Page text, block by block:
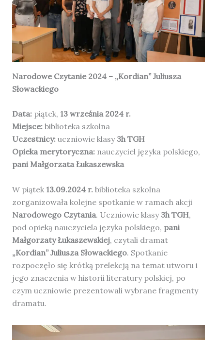
Narodowe Czytanie 2024 – „Kordian” Juliusza
Słowackiego
Data:piątek, 13 września 2024 r.
Miejsce:biblioteka szkolna
Uczestnicy:uczniowie klasy 3h TGH
Opieka merytoryczna:nauczyciel języka polskiego,
pani Małgorzata Łukaszewska
W piątek 13.09.2024 r.biblioteka szkolna
zorganizowała kolejne spotkanie w ramach akcji
Narodowego Czytania. Uczniowie klasy 3h TGH,
pod opieką nauczyciela języka polskiego, pani
Małgorzaty Łukaszewskiej, czytali dramat
„Kordian” Juliusza Słowackiego. Spotkanie
rozpoczęło się krótką prelekcją na temat utworu i
jego znaczenia w historii literatury polskiej, po
czym uczniowie prezentowali wybrane fragmenty
dramatu.